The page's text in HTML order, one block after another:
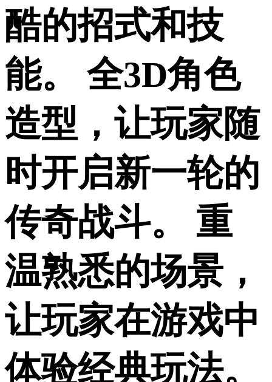
酷的招式和技
能。 全3D角色
造型，让玩家随
时开启新一轮的
传奇战斗。 重
温熟悉的场景，
让玩家在游戏中
体验经典玩法。